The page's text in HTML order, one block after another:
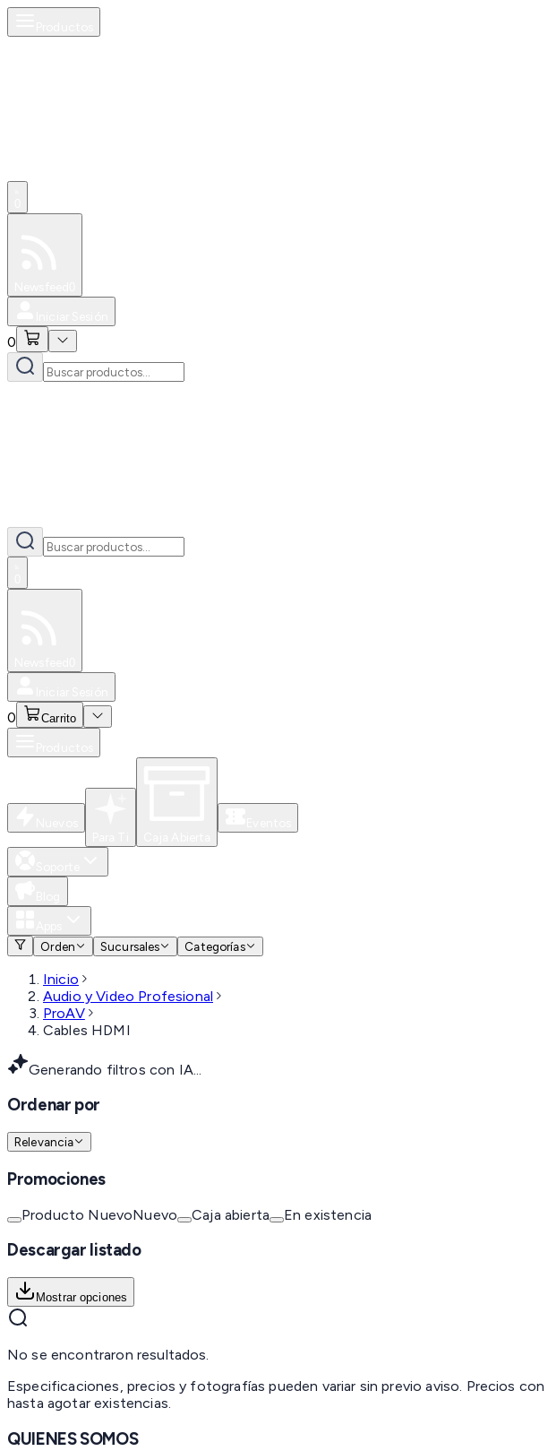
0
0 Carrito
Orden
Sucursales Categorías
Inicio
Audio y Video Profesional
ProAV
Cables HDMI
Generando filtros con IA...
Ordenar por
Relevancia
Promociones
Producto NuevoNuevo Caja abierta En existencia
Descargar listado
Mostrar opciones
No se encontraron resultados.
Especificaciones, precios y fotografías pueden variar sin previo aviso. Precios
hasta agotar existencias.
QUIENES SOMOS